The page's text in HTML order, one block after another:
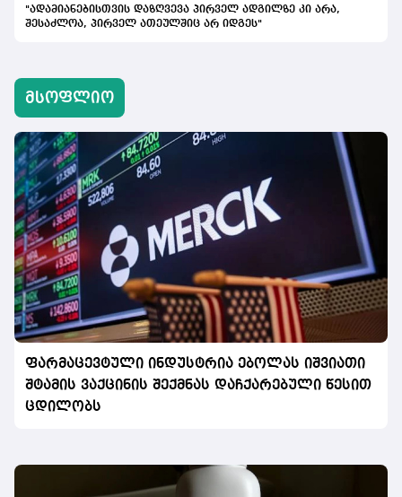
"ადამიანებისთვის დაზღვევა პირველ ადგილზე კი არა,
შესაძლოა, პირველ ათეულშიც არ იდგეს"
მსოფლიო
ფარმაცევტული ინდუსტრია ებოლას იშვიათი
შტამის ვაქცინის შექმნას დაჩქარებული წესით
ცდილობს